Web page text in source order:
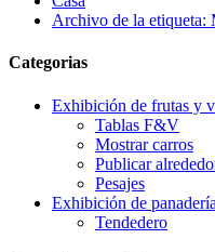
Archivo de la etiqueta:
Categorias
Exhibición de frutas y
Tablas F&V
Mostrar carros
Publicar
Pesajes
Exhibición de panadería
Tendedero